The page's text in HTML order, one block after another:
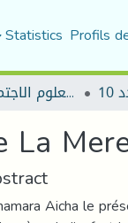
Statistics Profils
مجلة العلوم الاجتماعية و الانسانية
Aicha le